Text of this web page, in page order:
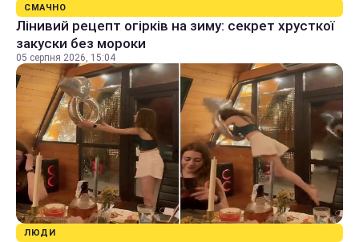
СМАЧНО
Лінивий рецепт огірків на зиму: секрет хрусткої
закуски без мороки
05 серпня 2026, 15:04
ЛЮДИ